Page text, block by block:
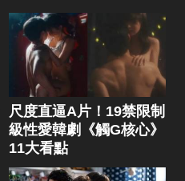
尺度直逼A片！19禁限制
級性愛韓劇《觸G核心》
11大看點